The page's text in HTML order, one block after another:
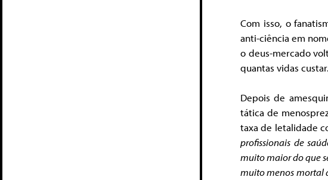
Com isso, o
anti-ciência em
o deus-mercado
quantas vidas custar.
Depois de
tática de
taxa de letalidade
profissionais de
muito maior do que
muito menos mortal